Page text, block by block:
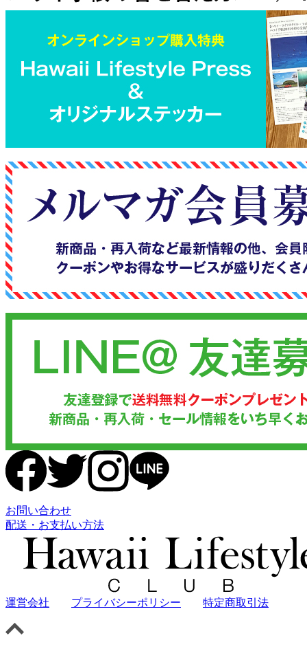
お問い合わせ
配送・お支払い方法
運営会社 プライバシーポリシー 特定商取引法